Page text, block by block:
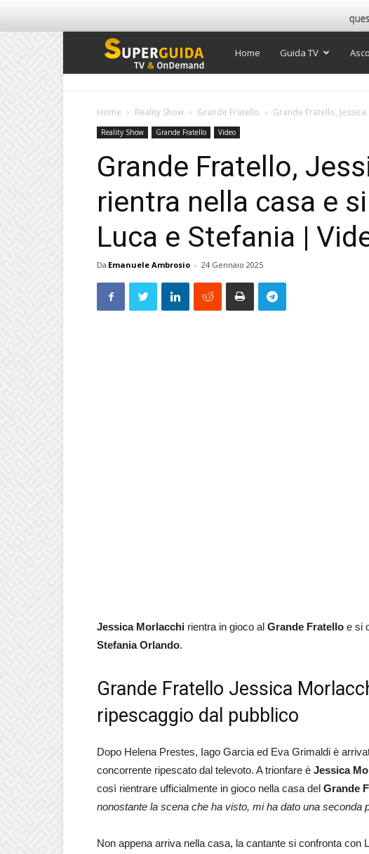
Super
TV
Home Guida TV
Home Reality Show Grande Fratello Grande Fratello,
Reality Show Grande Fratello Video
Grande Fratello,
rientra nella casa e
Luca e Stefania |
Da Emanuele Ambrosio - 24 Gennaio 2025
Jessica Morlacchi rientra in gioco al Grande Fratello e si
Stefania Orlando.
Grande Fratello Jessica
ripescaggio dal pubblico
Dopo Helena Prestes, Iago Garcia ed Eva Grimaldi è
concorrente ripescato dal televoto. A trionfare è Jessica
così rientrare ufficialmente in gioco nella casa del Grande
nonostante la scena che ha visto, mi ha dato una seconda
Non appena arriva nella casa, la cantante si confronta con